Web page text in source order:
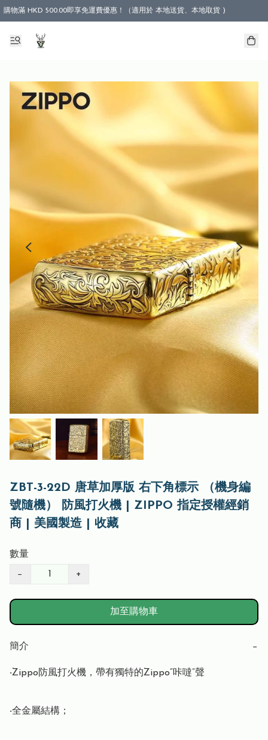
購物滿 HKD 500.00即享免運費優惠！（適用於 本地送貨、本地取貨 )
ZBT-3-22D 唐草加厚版 右下角標示 （機身編
號隨機） 防風打火機 | ZIPPO 指定授權經銷
商 | 美國製造 | 收藏
數量
− +
加至購物車
簡介 −
‧Zippo防風打火機，帶有獨特的Zippo“咔噠”聲
‧全金屬結構；